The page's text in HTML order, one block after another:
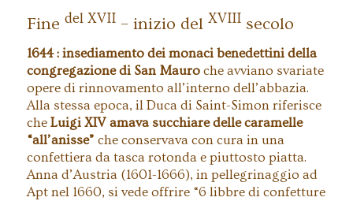
Fine del XVII– inizio del XVIIIsecolo
1644 : insediamento dei monaci benedettini della
congregazione di San Mauroche avviano svariate
opere di rinnovamento all’interno dell’abbazia.
Alla stessa epoca, il Duca di Saint-Simon riferisce
che Luigi XIV amava succhiare delle caramelle
“all’anisse” che conservava con cura in una
confettiera da tasca rotonda e piuttosto piatta.
Anna d’Austria (1601-1666), in pellegrinaggio ad
Apt nel 1660, si vede offrire “6 libbre di confetture